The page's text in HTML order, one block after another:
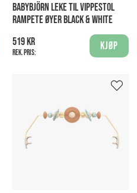
BABYBJÖRN LEKE TIL VIPPESTOL
RAMPETE ØYER BLACK & WHITE
519 kr
Rek. pris:
Kjøp